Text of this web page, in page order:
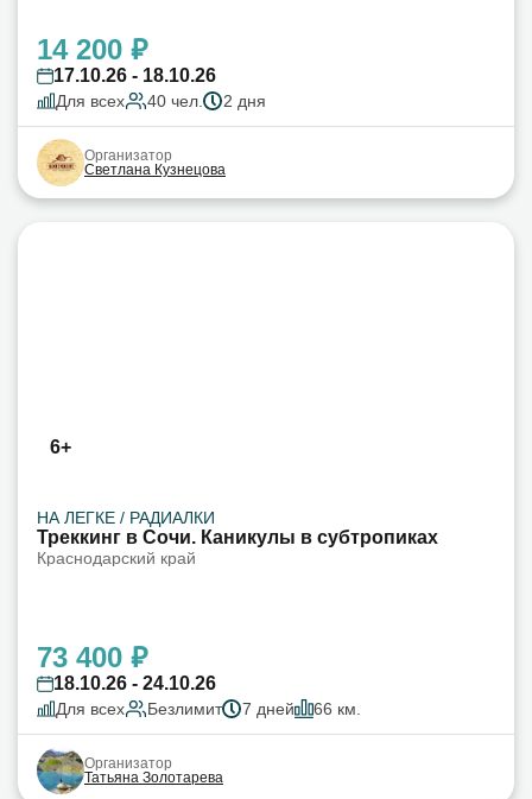
14 200 ₽
17.10.26 - 18.10.26
Для всех 40 чел. 2 дня
Организатор
Светлана Кузнецова
6+
НА ЛЕГКЕ / РАДИАЛКИ
Треккинг в Сочи. Каникулы в субтропиках
Краснодарский край
73 400 ₽
18.10.26 - 24.10.26
Для всех Безлимит 7 дней 66 км.
Организатор
Татьяна Золотарева